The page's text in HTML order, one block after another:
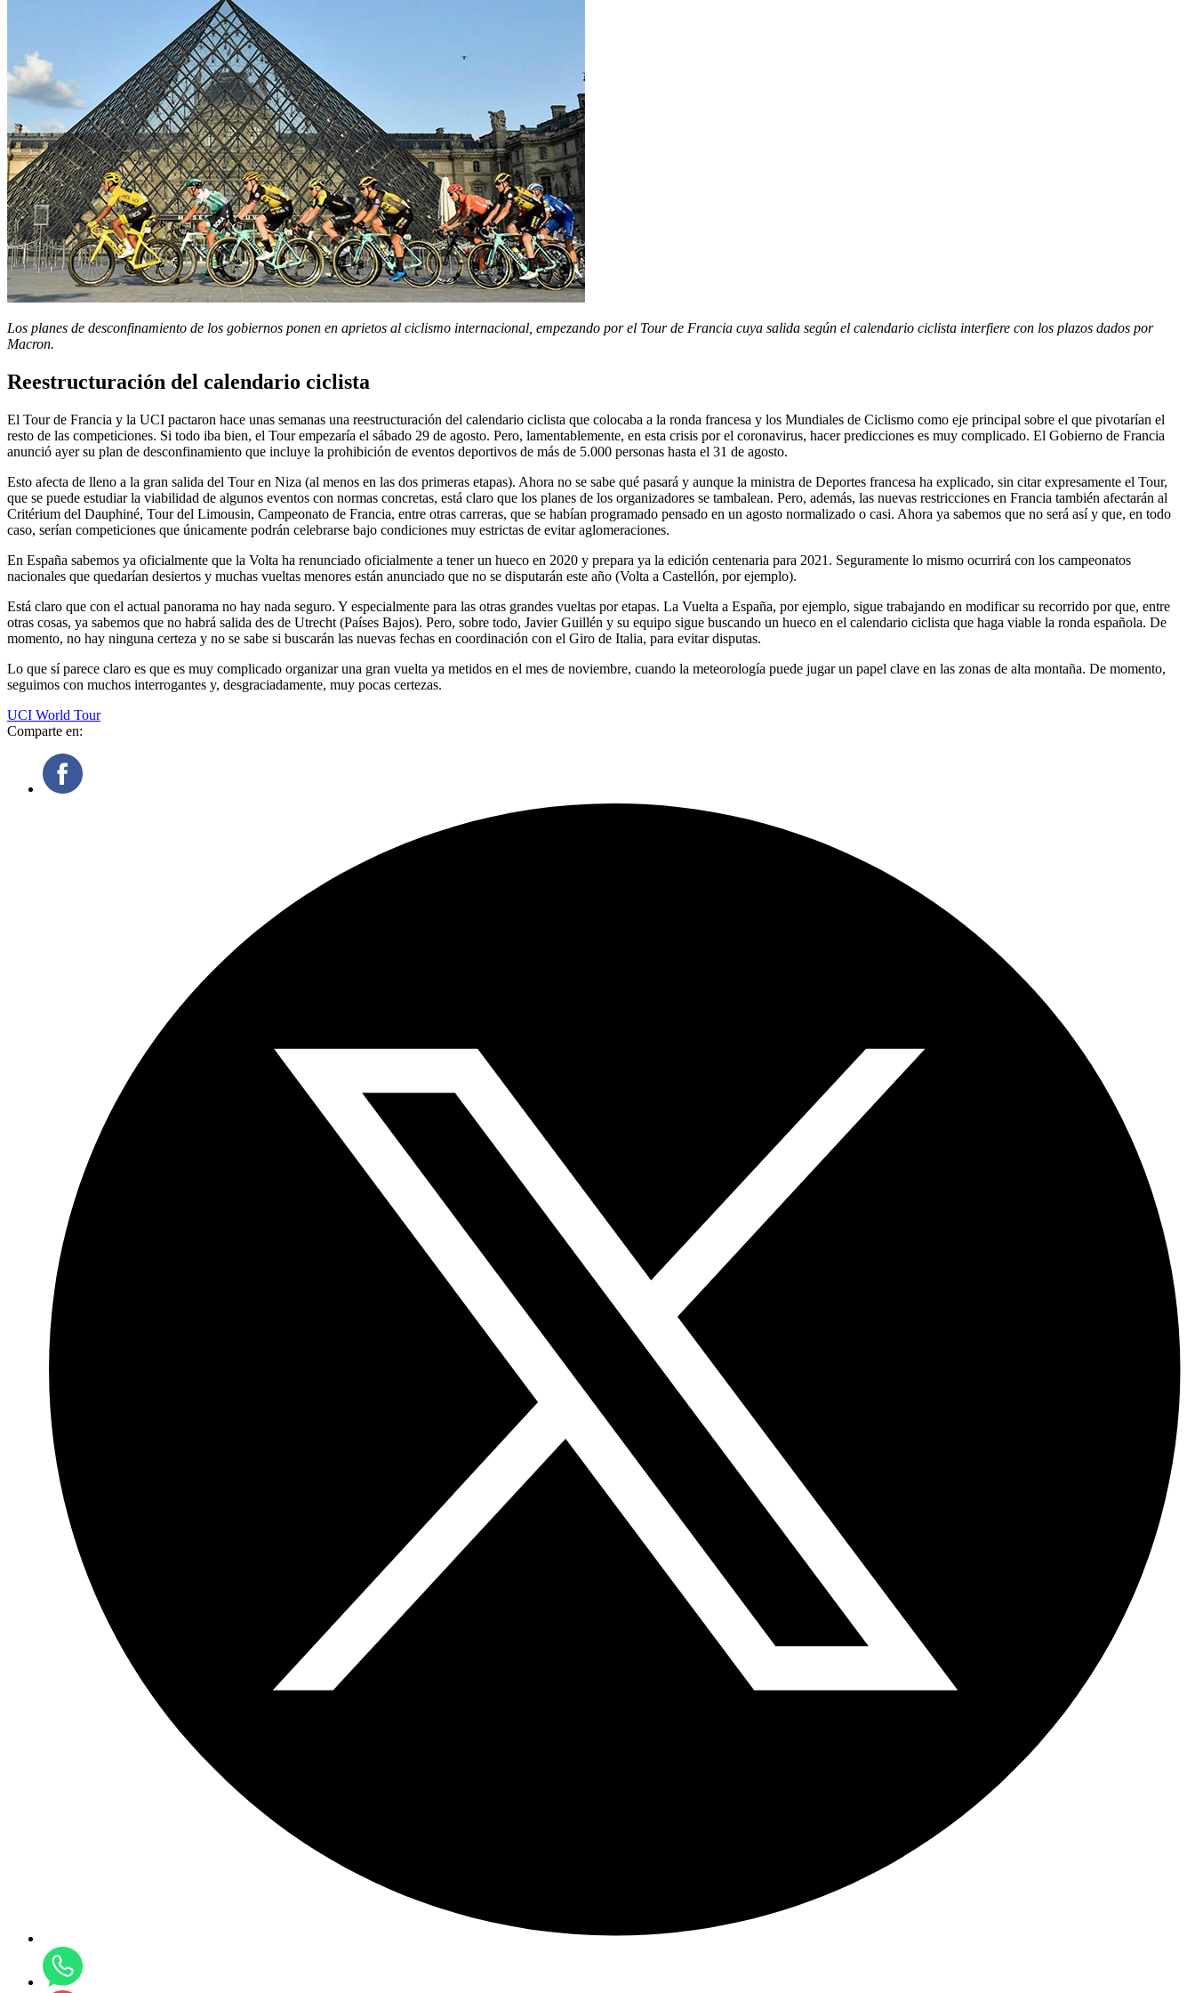
Los planes de desconfinamiento de los gobiernos ponen en aprietos al ciclismo internacional, empezando por el Tour de Francia cuya salida según el calendario ciclista interfiere con los plazos dados por
Macron.
Reestructuración del calendario ciclista
El Tour de Francia y la UCI pactaron hace unas semanas una reestructuración del calendario ciclista que colocaba a la ronda francesa y los Mundiales de Ciclismo como eje principal sobre el que pivotarían el
resto de las competiciones. Si todo iba bien, el Tour empezaría el sábado 29 de agosto. Pero, lamentablemente, en esta crisis por el coronavirus, hacer predicciones es muy complicado. El Gobierno de Francia
anunció ayer su plan de desconfinamiento que incluye la prohibición de eventos deportivos de más de 5.000 personas hasta el 31 de agosto.
Esto afecta de lleno a la gran salida del Tour en Niza (al menos en las dos primeras etapas). Ahora no se sabe qué pasará y aunque la ministra de Deportes francesa ha explicado, sin citar expresamente el Tour,
que se puede estudiar la viabilidad de algunos eventos con normas concretas, está claro que los planes de los organizadores se tambalean. Pero, además, las nuevas restricciones en Francia también afectarán al
Critérium del Dauphiné, Tour del Limousin, Campeonato de Francia, entre otras carreras, que se habían programado pensado en un agosto normalizado o casi. Ahora ya sabemos que no será así y que, en todo
caso, serían competiciones que únicamente podrán celebrarse bajo condiciones muy estrictas de evitar aglomeraciones.
En España sabemos ya oficialmente que la Volta ha renunciado oficialmente a tener un hueco en 2020 y prepara ya la edición centenaria para 2021. Seguramente lo mismo ocurrirá con los campeonatos
nacionales que quedarían desiertos y muchas vueltas menores están anunciado que no se disputarán este año (Volta a Castellón, por ejemplo).
Está claro que con el actual panorama no hay nada seguro. Y especialmente para las otras grandes vueltas por etapas. La Vuelta a España, por ejemplo, sigue trabajando en modificar su recorrido por que, entre
otras cosas, ya sabemos que no habrá salida des de Utrecht (Países Bajos). Pero, sobre todo, Javier Guillén y su equipo sigue buscando un hueco en el calendario ciclista que haga viable la ronda española. De
momento, no hay ninguna certeza y no se sabe si buscarán las nuevas fechas en coordinación con el Giro de Italia, para evitar disputas.
Lo que sí parece claro es que es muy complicado organizar una gran vuelta ya metidos en el mes de noviembre, cuando la meteorología puede jugar un papel clave en las zonas de alta montaña. De momento,
seguimos con muchos interrogantes y, desgraciadamente, muy pocas certezas.
UCI World Tour
Comparte en: